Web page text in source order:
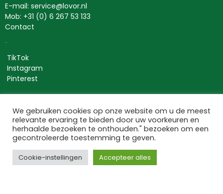
E-mail: service@lovor.nl
Mob: +31 (0) 6 267 53 133
Contact
TikTok
Instagram
Pinterest
Bezuidenhoutseweg 301
2594 AP ‘s-Gravenhage
Nederland
KvK: 63534118
BTW nr: NL002367275B66
We gebruiken cookies op onze website om u de meest
relevante ervaring te bieden door uw voorkeuren en
herhaalde bezoeken te onthouden." bezoeken om een
gecontroleerde toestemming te geven.
Cookie-instellingen Accepteer alles